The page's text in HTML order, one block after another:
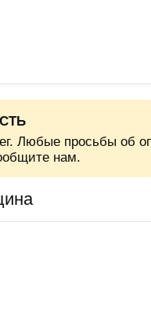
Любые просьбы об
нам.